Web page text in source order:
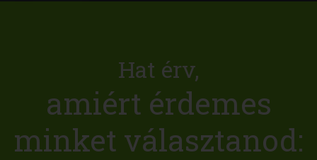
Hat érv,
amiért érdemes
minket választanod: